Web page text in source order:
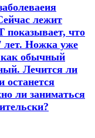
лежит
показывает, что
лет. Ножка уже
как обычный
Лечится ли
останется
ли заниматься